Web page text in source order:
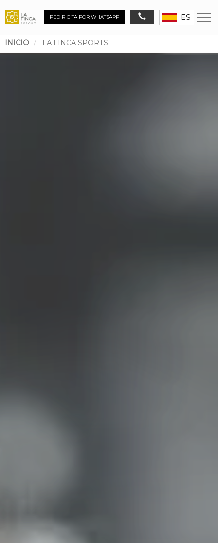
PEDIR CITA POR WHATSAPP ES
Ruta
INICIO LA FINCA SPORTS